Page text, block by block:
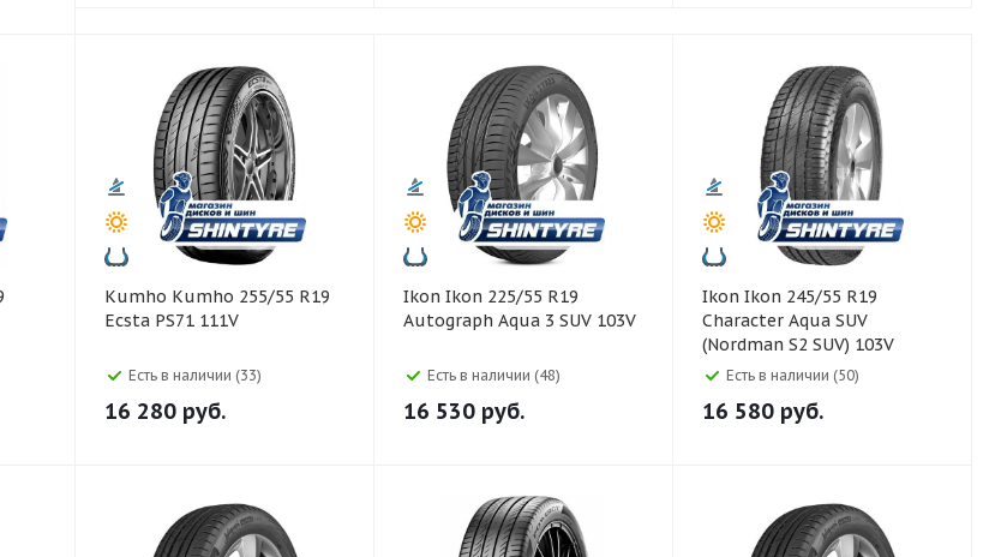
Kumho Kumho 255/55 R19
Ecsta PS71 111V
Есть в наличии (33)
16 280 руб.
Ikon Ikon 225/55 R19
Autograph Aqua 3 SUV 103V
Есть в наличии (48)
16 530 руб.
Ikon Ikon 245/55 R19
Character Aqua SUV
(Nordman S2 SUV) 103V
Есть в наличии (50)
16 580 руб.